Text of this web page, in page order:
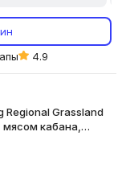
4.9
Regional Grassland
кабана,